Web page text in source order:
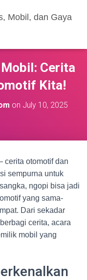
Mobil, dan Gaya
Cerita
Kita!
on July 10, 2025
cerita otomotif dan
sempurna untuk
ngopi bisa jadi
yang sama-
Dari sekadar
cerita, acara
mobil yang